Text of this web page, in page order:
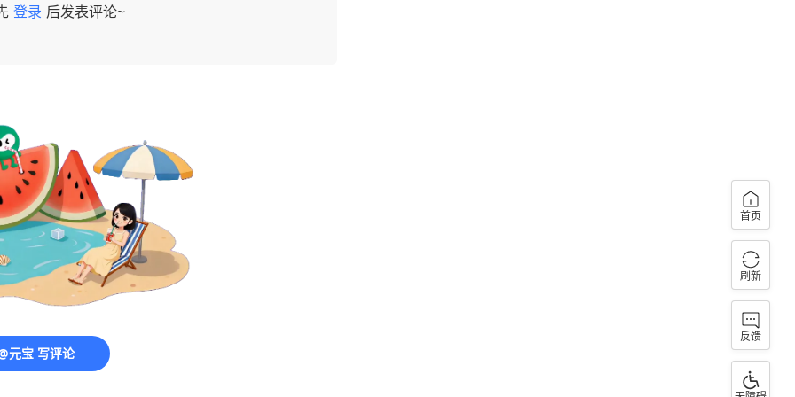
登录 后发表评论~
元宝 写评论
首页
刷新
反馈